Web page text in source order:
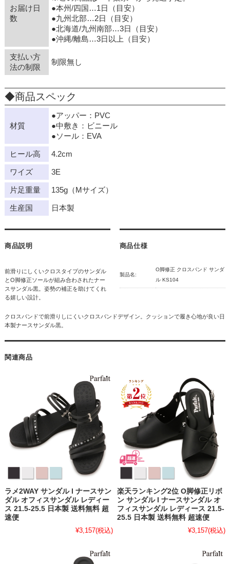
お届け日
数
●本州/四国…1日（目安）
●九州北部…2日（目安）
●北海道/九州南部…3日（目安）
●沖縄/離島…3日以上（目安）
支払い方
法の制限
制限無し
◆商品スペック
材質
●アッパー：PVC
●中敷き：ビニール
●ソール：EVA
ヒール高 4.2cm
ワイズ 3E
片足重量 135g（Mサイズ）
生産国 日本製
商品説明
前滑りにしくいクロスタイプのサンダル
とO脚修正ソールが組み合わされたナー
スサンダル黒。姿勢の補正を助けてくれ
る嬉しい設計。
商品仕様
製品名:
O脚修正 クロスバンド サンダ
ル KS104
クロスバンドで前滑りしにくいクロスバンドデザイン。クッションで履き心地が良い日
本製ナースサンダル黒。
関連商品
ラメ2WAY サンダル l ナースサン
ダル オフィスサンダル レディー
ス 21.5-25.5 日本製 送料無料 超
速便
¥3,157(税込)
楽天ランキング2位 O脚修正リボ
ン サンダル l ナースサンダル オ
フィスサンダル レディース 21.5-
25.5 日本製 送料無料 超速便
¥3,157(税込)